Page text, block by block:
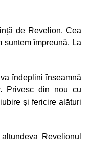
de Revelion. Cea
suntem împreună. La
îndeplini înseamnă
Privesc din nou cu
și fericire alături
Revelionul